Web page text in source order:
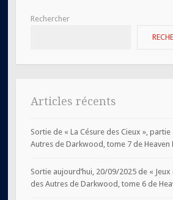
Rechercher
Articles récents
Sortie de « La Césure des Cieux »,
Autres de Darkwood, tome 7 de Heaven
Sortie aujourd’hui, 20/09/2025 de « Jeux
des Autres de Darkwood, tome 6 de